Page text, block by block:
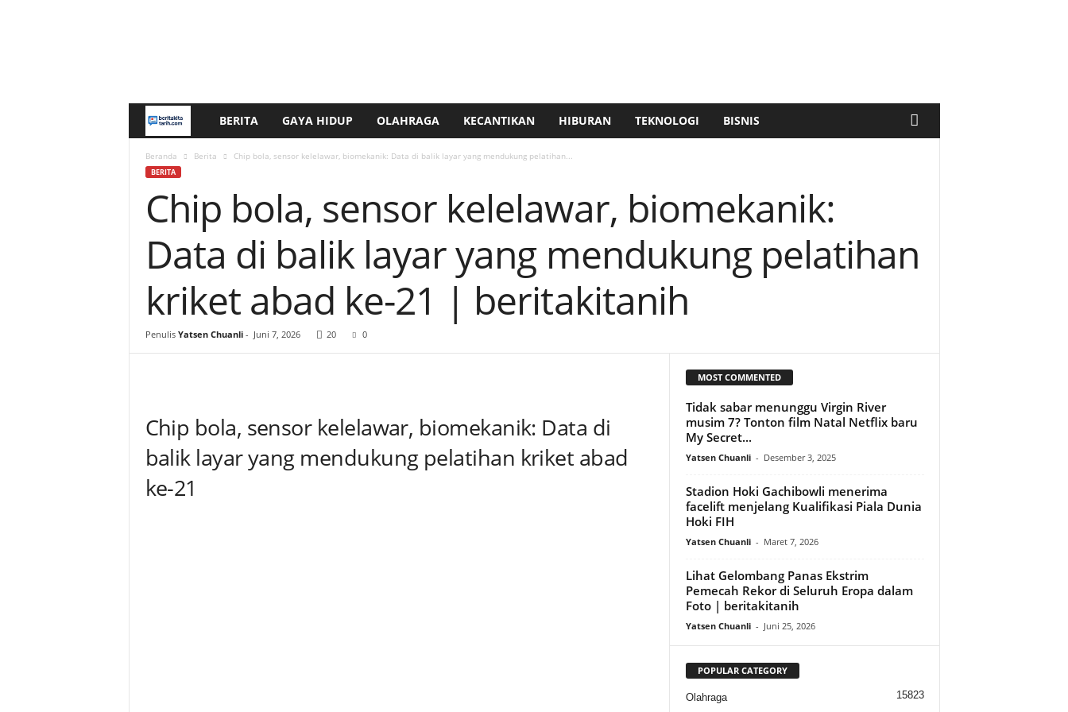
e
i
t
a
k
a
n
BERITA GAYA HIDUP OLAHRAGA KECANTIKAN HIBURAN TEKNOLOGI BISNIS
Beranda Berita Chip bola, sensor kelelawar, biomekanik: Data di balik layar yang mendukung pelatihan...
BERITA
Chip bola, sensor kelelawar, biomekanik:
Data di balik layar yang mendukung pelatihan
kriket abad ke-21 | beritakitanih
Penulis Yatsen Chuanli- Juni 7, 2026 20 0
Chip bola, sensor kelelawar, biomekanik: Data di
balik layar yang mendukung pelatihan kriket abad
ke-21
MOST COMMENTED
Tidak sabar menunggu Virgin River
musim 7? Tonton film Natal Netflix baru
My Secret...
Yatsen Chuanli - Desember 3, 2025
Stadion Hoki Gachibowli menerima
facelift menjelang Kualifikasi Piala Dunia
Hoki FIH
Yatsen Chuanli - Maret 7, 2026
Lihat Gelombang Panas Ekstrim
Pemecah Rekor di Seluruh Eropa dalam
Foto | beritakitanih
Yatsen Chuanli - Juni 25, 2026
POPULAR CATEGORY
Olahraga 15823